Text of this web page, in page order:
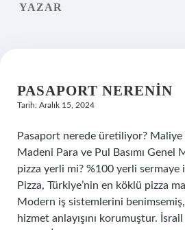
YAZAR
PASAPORT NERENIN
Tarih: Aralık 15, 2024
Pasaport nerede üretiliyor? Maliye
Madeni Para ve Pul Basımı Genel
pizza yerli mi? %100 yerli
Pizza, Türkiye’nin en köklü pizza
Modern iş sistemlerini
hizmet anlayışını korumuştur.